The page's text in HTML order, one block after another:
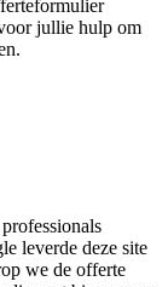
jullie hulp om
leverde deze site
we de offerte